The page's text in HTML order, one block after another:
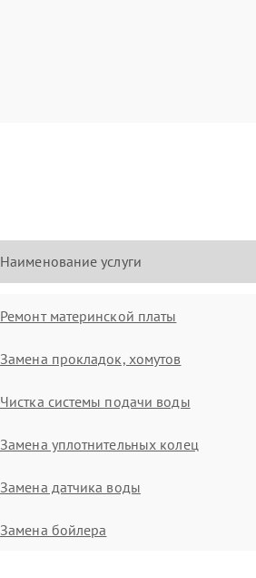
Наименование услуги
Ремонт материнской платы
Замена прокладок, хомутов
Чистка системы подачи воды
Замена уплотнительных колец
Замена датчика воды
Замена бойлера